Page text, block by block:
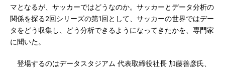
マとなるが、サッカーではどうなのか。サッカーとデータ分析の
関係を探る2回シリーズの第1回として、サッカーの世界ではデー
タをどう収集し、どう分析できるようになってきたかを、専門家
に聞いた。
登場するのはデータスタジアム 代表取締役社長 加藤善彦氏、